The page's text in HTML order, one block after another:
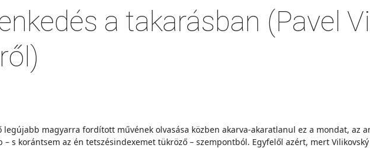
a takarásban (Pavel
legújabb magyarra fordított művének olvasása közben akarva-akaratlanul ez a mondat, az
s korántsem az én tetszésindexemet tükröző – szempontból. Egyfelől azért, mert